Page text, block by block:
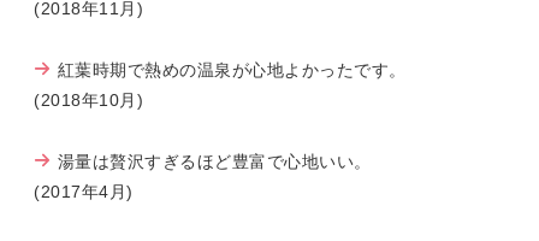
(2018年11月)
紅葉時期で熱めの温泉が心地よかったです。
(2018年10月)
湯量は贅沢すぎるほど豊富で心地いい。
(2017年4月)